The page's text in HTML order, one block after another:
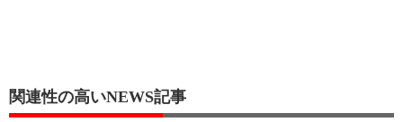
関連性の高いNEWS記事